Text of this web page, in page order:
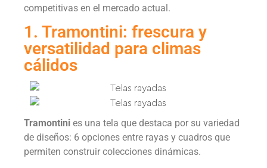
competitivas en el mercado actual.
1. Tramontini: frescura y
versatilidad para climas
cálidos
Tramontini es una tela que destaca por su variedad
de diseños: 6 opciones entre rayas y cuadros que
permiten construir colecciones dinámicas.